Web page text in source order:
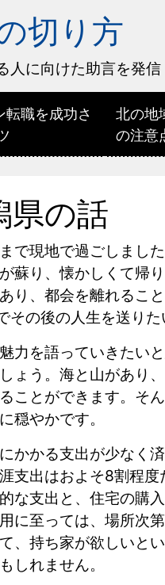
切り方
人に向けた助言を発信
転職を成功さ
北の地
の注意
県の話
で現地で過ごしまし
蘇り、懐かしくて帰
り、都会を離れるこ
の後の人生を送りた
力を語っていきたい
ょう。海と山があり
ことができます。そ
穏やかです。
かかる支出が少なく
支出はおよそ8割程
な支出と、住宅の購
に至っては、場所次
、持ち家が欲しいと
しれません。